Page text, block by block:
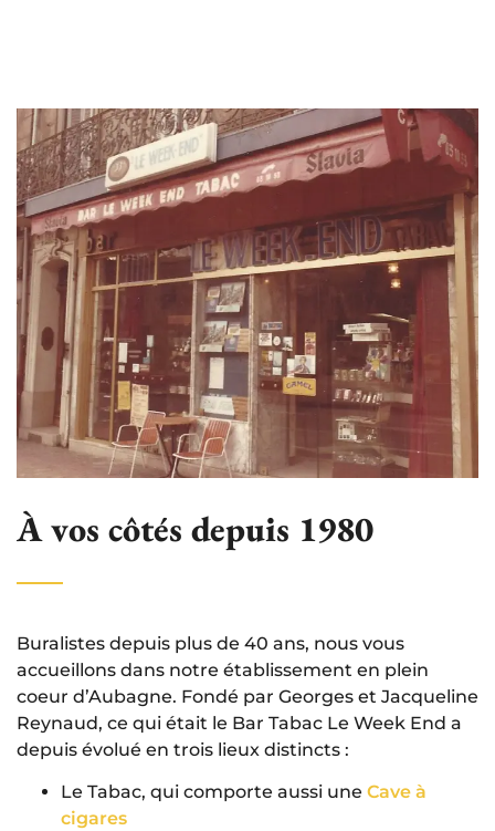
À vos côtés depuis 1980
Buralistes depuis plus de 40 ans, nous vous
accueillons dans notre établissement en plein
coeur d’Aubagne. Fondé par Georges et Jacqueline
Reynaud, ce qui était le Bar Tabac Le Week End a
depuis évolué en trois lieux distincts :
Le Tabac, qui comporte aussi une Cave à
cigares